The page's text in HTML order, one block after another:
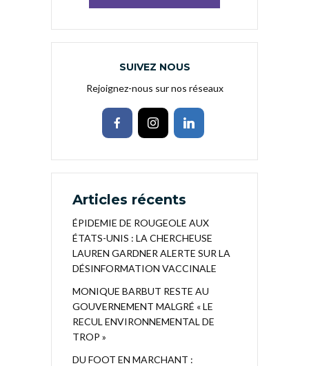
SUIVEZ NOUS
Rejoignez-nous sur nos réseaux
Articles récents
ÉPIDEMIE DE ROUGEOLE AUX
ÉTATS-UNIS : LA CHERCHEUSE
LAUREN GARDNER ALERTE SUR LA
DÉSINFORMATION VACCINALE
MONIQUE BARBUT RESTE AU
GOUVERNEMENT MALGRÉ « LE
RECUL ENVIRONNEMENTAL DE
TROP »
DU FOOT EN MARCHANT :